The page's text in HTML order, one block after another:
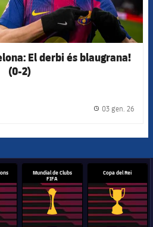
El derbi és blaugrana!
(0-2)
03 gen. 26
de la Lliga de Campions
Mundial de Clubs
FIFA
Trofeu del Mundial de Clubs
Copa del Rei
Copa del